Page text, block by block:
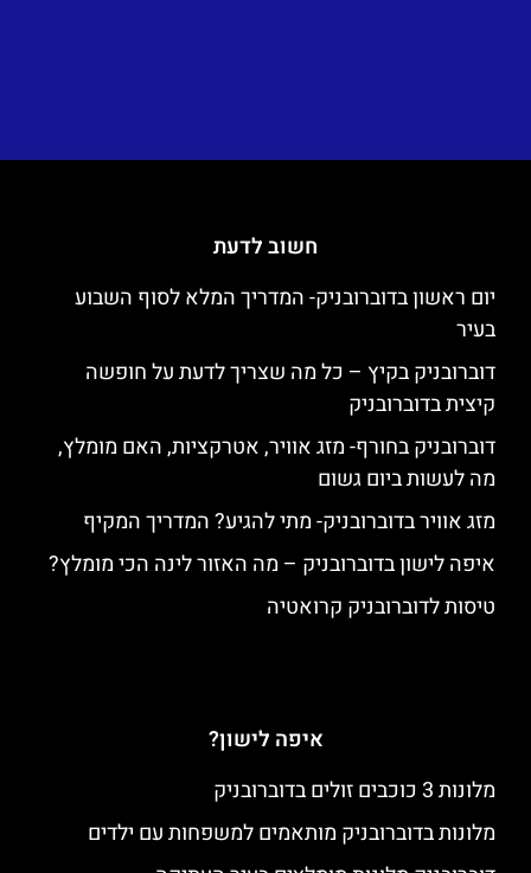
חשוב לדעת
יום ראשון בדוברובניק- המדריך המלא לסוף השבוע
בעיר
דוברובניק בקיץ – כל מה שצריך לדעת על חופשה
קיצית בדוברובניק
דוברובניק בחורף- מזג אוויר, אטרקציות, האם מומלץ,
מה לעשות ביום גשום
מזג אוויר בדוברובניק- מתי להגיע? המדריך המקיף
איפה לישון בדוברובניק – מה האזור לינה הכי מומלץ?
טיסות לדוברובניק קרואטיה
איפה לישון?
מלונות 3 כוכבים זולים בדוברובניק
מלונות בדוברובניק מותאמים למשפחות עם ילדים